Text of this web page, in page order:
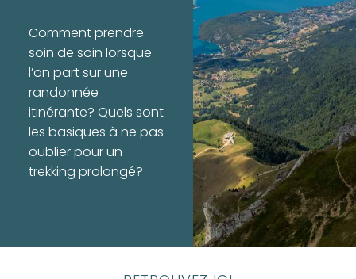
Comment prendre
soin de soin lorsque
l’on part sur une
randonnée
itinérante? Quels sont
les basiques à ne pas
oublier pour un
trekking prolongé?